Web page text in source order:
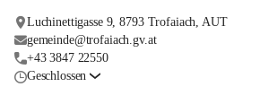
Luchinettigasse 9, 8793 Trofaiach, AUT
gemeinde@trofaiach.gv.at
+43 3847 22550
Geschlossen